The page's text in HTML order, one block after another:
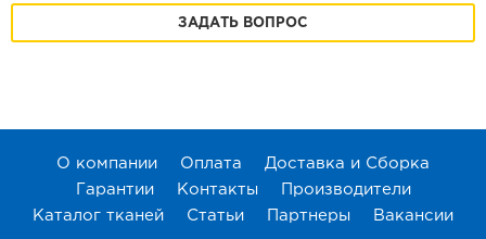
ЗАДАТЬ ВОПРОС
О компании Оплата
Доставка и Сборка
Гарантии
Контакты
Производители
Каталог тканей
Статьи Партнеры Вакансии